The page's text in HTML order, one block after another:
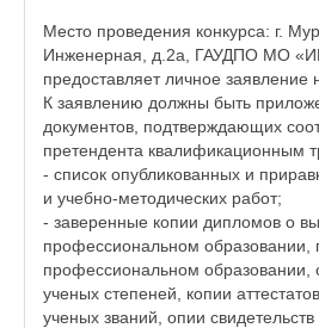
Место проведения конкурса: г.
Инженерная, д.2а, ГАУДПО МО
предоставляет личное заявление
К заявлению должны быть
документов, подтверждающих
претендента квалификационным
- список опубликованных и
и учебно-методических работ;
- заверенные копии дипломов о
профессиональном образовании,
профессиональном образовании,
ученых степеней, копии
ученых званий, опии